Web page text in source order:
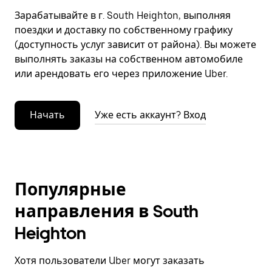
Зарабатывайте в г. South Heighton, выполняя
поездки и доставку по собственному графику
(доступность услуг зависит от района). Вы можете
выполнять заказы на собственном автомобиле
или арендовать его через приложение Uber.
Начать Уже есть аккаунт? Вход
Популярные
направления в South
Heighton
Хотя пользователи Uber могут заказать